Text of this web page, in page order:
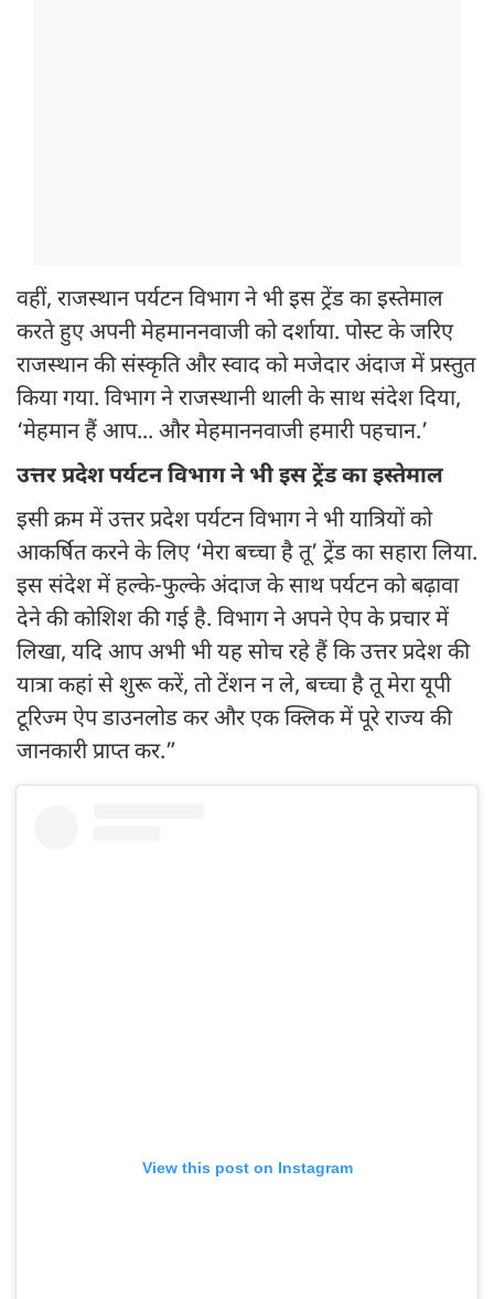
वहीं, राजस्थान पर्यटन विभाग ने भी इस ट्रेंड का इस्तेमाल
करते हुए अपनी मेहमाननवाजी को दर्शाया. पोस्ट के जरिए
राजस्थान की संस्कृति और स्वाद को मजेदार अंदाज में प्रस्तुत
किया गया. विभाग ने राजस्थानी थाली के साथ संदेश दिया,
‘मेहमान हैं आप... और मेहमाननवाजी हमारी पहचान.’
उत्तर प्रदेश पर्यटन विभाग ने भी इस ट्रेंड का इस्तेमाल
इसी क्रम में उत्तर प्रदेश पर्यटन विभाग ने भी यात्रियों को
आकर्षित करने के लिए ‘मेरा बच्चा है तू’ ट्रेंड का सहारा लिया.
इस संदेश में हल्के-फुल्के अंदाज के साथ पर्यटन को बढ़ावा
देने की कोशिश की गई है. विभाग ने अपने ऐप के प्रचार में
लिखा, यदि आप अभी भी यह सोच रहे हैं कि उत्तर प्रदेश की
यात्रा कहां से शुरू करें, तो टेंशन न ले, बच्चा है तू मेरा यूपी
टूरिज्म ऐप डाउनलोड कर और एक क्लिक में पूरे राज्य की
जानकारी प्राप्त कर.”
View this post on Instagram